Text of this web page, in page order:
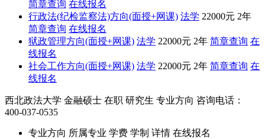
简章查询 在线报名
行政法(纪检监察法)方向(面授+网课) 法学 22000元 2年
简章查询 在线报名
狱政管理方向(面授+网课) 法学 22000元 2年 简章查询 在
线报名
社会工作方向(面授+网课) 法学 22000元 2年 简章查询 在
线报名
西北政法大学 金融硕士 在职 研究生 专业方向 咨询电话：
400-037-0535
专业方向 所属专业 学费 学制 详情 在线报名